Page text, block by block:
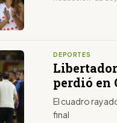
DEPORTES
perdió en
El cuadro
final